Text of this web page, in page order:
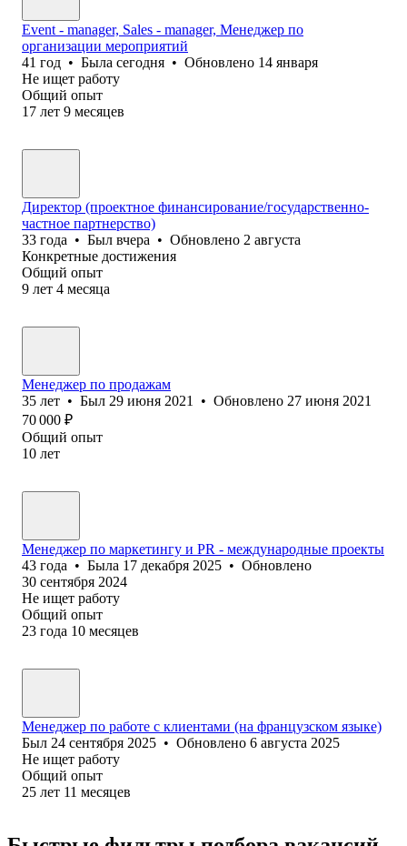
Event - manager, Sales - manager, Менеджер по
организации мероприятий
41 год • Была сегодня • Обновлено 14 января
Не ищет работу
Общий опыт
17 лет 9 месяцев
Директор (проектное финансирование/государственно-
частное партнерство)
33 года • Был вчера • Обновлено 2 августа
Конкретные достижения
Общий опыт
9 лет 4 месяца
Менеджер по продажам
35 лет • Был 29 июня 2021 • Обновлено 27 июня 2021
70 000 ₽
Общий опыт
10 лет
Менеджер по маркетингу и PR - международные проекты
43 года • Была 17 декабря 2025 • Обновлено
30 сентября 2024
Не ищет работу
Общий опыт
23 года 10 месяцев
Менеджер по работе с клиентами (на французском языке)
Был 24 сентября 2025 • Обновлено 6 августа 2025
Не ищет работу
Общий опыт
25 лет 11 месяцев